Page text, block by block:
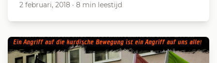
2 februari, 2018 · 8 min leestijd